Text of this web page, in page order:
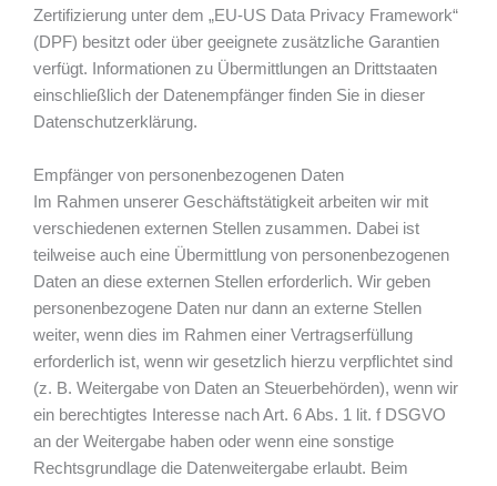
Zertifizierung unter dem „EU-US Data Privacy Framework“
(DPF) besitzt oder über geeignete zusätzliche Garantien
verfügt. Informationen zu Übermittlungen an Drittstaaten
einschließlich der Datenempfänger finden Sie in dieser
Datenschutzerklärung.
Empfänger von personenbezogenen Daten
Im Rahmen unserer Geschäftstätigkeit arbeiten wir mit
verschiedenen externen Stellen zusammen. Dabei ist
teilweise auch eine Übermittlung von personenbezogenen
Daten an diese externen Stellen erforderlich. Wir geben
personenbezogene Daten nur dann an externe Stellen
weiter, wenn dies im Rahmen einer Vertragserfüllung
erforderlich ist, wenn wir gesetzlich hierzu verpflichtet sind
(z. B. Weitergabe von Daten an Steuerbehörden), wenn wir
ein berechtigtes Interesse nach Art. 6 Abs. 1 lit. f DSGVO
an der Weitergabe haben oder wenn eine sonstige
Rechtsgrundlage die Datenweitergabe erlaubt. Beim